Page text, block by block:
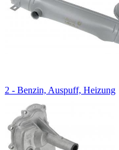
2 - Benzin, Auspuff, Heizung